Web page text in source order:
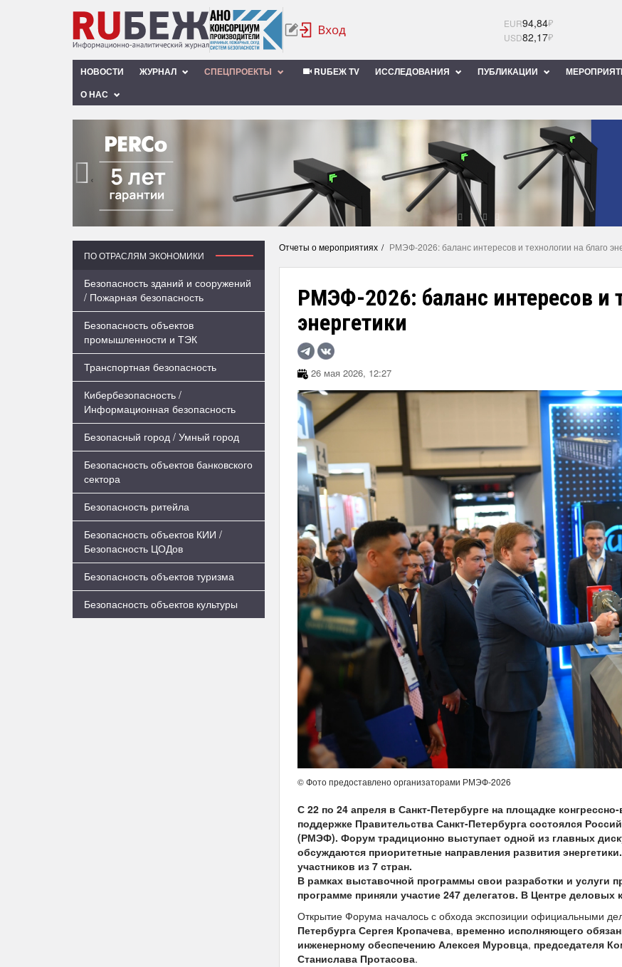
EUR94,84₽
USD82,17₽
НОВОСТИ ЖУРНАЛ СПЕЦПРОЕКТЫ RUБЕЖ TV ИССЛЕДОВАНИЯ ПУБЛИКАЦИИ
О НАС
‹
ПО ОТРАСЛЯМ ЭКОНОМИКИ
Безопасность зданий и сооружений
/ Пожарная безопасность
Безопасность объектов
промышленности и ТЭК
Транспортная безопасность
Кибербезопасность /
Информационная безопасность
Безопасный город / Умный город
Безопасность объектов банковского
сектора
Безопасность ритейла
Безопасность объектов КИИ /
Безопасность ЦОДов
Безопасность объектов туризма
Безопасность объектов культуры
Отчеты о мероприятиях РМЭФ-2026: баланс интересов и технологии на благо
РМЭФ-2026: баланс интересов и
энергетики
26 мая 2026, 12:27
© Фото предоставлено организаторами РМЭФ-2026
С 22 по 24 апреля в Санкт-Петербурге на площадке
поддержке Правительства Санкт-Петербурга состоялся
(РМЭФ). Форум традиционно выступает одной из главных
обсуждаются приоритетные направления развития
участников из 7 стран.
В рамках выставочной программы свои разработки и услуги
программе приняли участие 247 делегатов. В Центре деловых
Открытие Форума началось с обхода экспозиции официальными
Петербурга Сергея Кропачева, временно исполняющего
инженерному обеспечению Алексея Муровца, председателя
Станислава Протасова.